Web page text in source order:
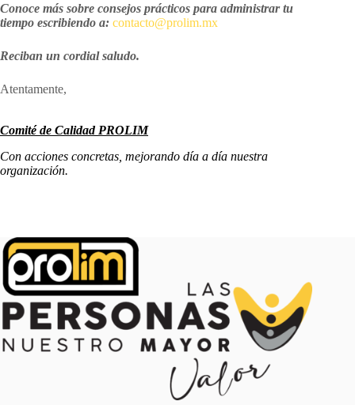
Conoce más sobre consejos prácticos para administrar tu
tiempo escribiendo a: contacto@prolim.mx
Reciban un cordial saludo.
Atentamente,
Comité de Calidad PROLIM
Con acciones concretas, mejorando día a día nuestra
organización.